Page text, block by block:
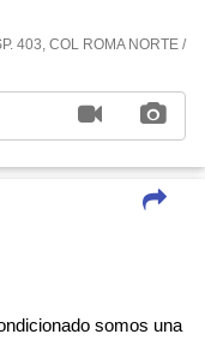
403, COL ROMA NORTE /
somos una